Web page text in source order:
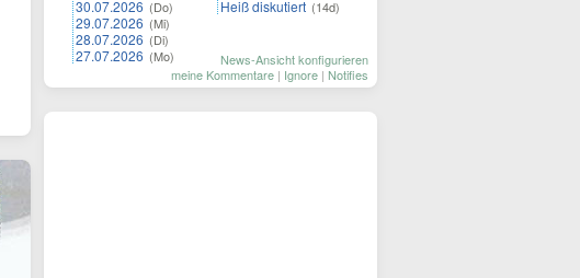
30.07.2026 (Do)
29.07.2026 (Mi)
28.07.2026 (Di)
27.07.2026 (Mo)
Heiß diskutiert (14d)
News-Ansicht konfigurieren
meine Kommentare | Ignore | Notifies